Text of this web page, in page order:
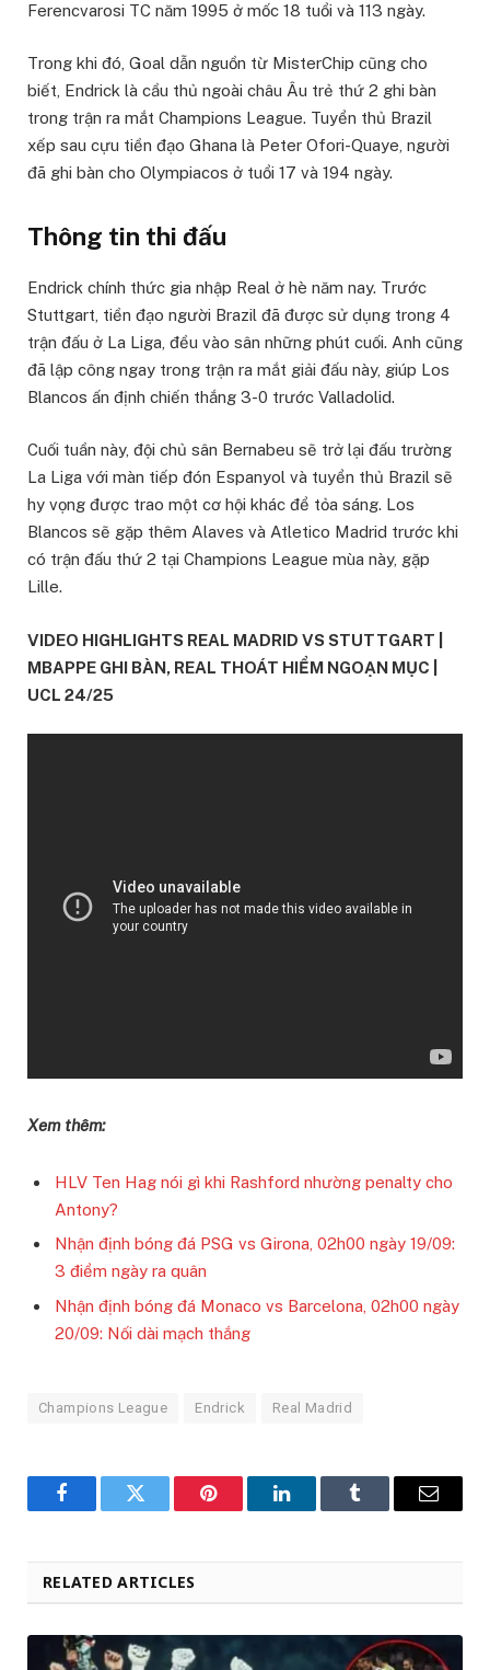
Ferencvarosi TC năm 1995 ở mốc 18 tuổi và 113 ngày.
Trong khi đó, Goal dẫn nguồn từ MisterChip cũng cho
biết, Endrick là cầu thủ ngoài châu Âu trẻ thứ 2 ghi bàn
trong trận ra mắt Champions League. Tuyển thủ Brazil
xếp sau cựu tiền đạo Ghana là Peter Ofori-Quaye, người
đã ghi bàn cho Olympiacos ở tuổi 17 và 194 ngày.
Thông tin thi đấu
Endrick chính thức gia nhập Real ở hè năm nay. Trước
Stuttgart, tiền đạo người Brazil đã được sử dụng trong 4
trận đấu ở La Liga, đều vào sân những phút cuối. Anh cũng
đã lập công ngay trong trận ra mắt giải đấu này, giúp Los
Blancos ấn định chiến thắng 3-0 trước Valladolid.
Cuối tuần này, đội chủ sân Bernabeu sẽ trở lại đấu trường
La Liga với màn tiếp đón Espanyol và tuyển thủ Brazil sẽ
hy vọng được trao một cơ hội khác để tỏa sáng. Los
Blancos sẽ gặp thêm Alaves và Atletico Madrid trước khi
có trận đấu thứ 2 tại Champions League mùa này, gặp
Lille.
VIDEO HIGHLIGHTS REAL MADRID VS STUTTGART |
MBAPPE GHI BÀN, REAL THOÁT HIỂM NGOẠN MỤC |
UCL 24/25
Xem thêm:
HLV Ten Hag nói gì khi Rashford nhường penalty cho
Antony?
Nhận định bóng đá PSG vs Girona, 02h00 ngày 19/09:
3 điểm ngày ra quân
Nhận định bóng đá Monaco vs Barcelona, 02h00 ngày
20/09: Nối dài mạch thắng
Champions League Endrick Real Madrid
FacebookTwitter Pinterest LinkedInTumblr Email
RELATED ARTICLES